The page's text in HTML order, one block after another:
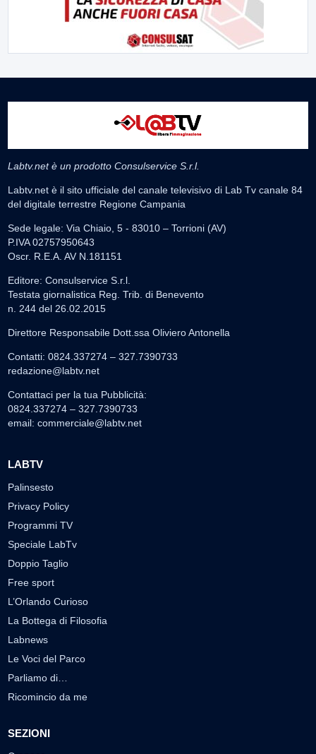
Labtv.net è un prodotto Consulservice S.r.l.
Labtv.net è il sito ufficiale del canale televisivo di Lab Tv canale 84
del digitale terrestre Regione Campania
Sede legale: Via Chiaio, 5 - 83010 – Torrioni (AV)
P.IVA 02757950643
Oscr. R.E.A. AV N.181151
Editore: Consulservice S.r.l.
Testata giornalistica Reg. Trib. di Benevento
n. 244 del 26.02.2015
Direttore Responsabile Dott.ssa Oliviero Antonella
Contatti: 0824.337274 – 327.7390733
redazione@labtv.net
Contattaci per la tua Pubblicità:
0824.337274 – 327.7390733
email: commerciale@labtv.net
LABTV
Palinsesto
Privacy Policy
Programmi TV
Speciale LabTv
Doppio Taglio
Free sport
L’Orlando Curioso
La Bottega di Filosofia
Labnews
Le Voci del Parco
Parliamo di…
Ricomincio da me
SEZIONI